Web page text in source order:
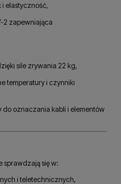
i elastyczność,
2 zapewniająca
sile zrywania 22 kg,
temperatury i czynniki
do oznaczania kabli i elementów
sprawdzają się w:
i teletechnicznych,